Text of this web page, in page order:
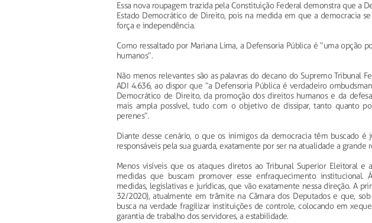
Essa nova roupagem trazida pela Constituição Federal demonstra que a
Estado Democrático de Direito, pois na medida em que a democracia
força e independência.
Como ressaltado por Mariana Lima, a Defensoria Pública é “uma opção
humanos”.
Não menos relevantes são as palavras do decano do Supremo Tribunal
ADI 4.636, ao dispor que “a Defensoria Pública é verdadeiro
Democrático de Direito, da promoção dos direitos humanos e da
mais ampla possível, tudo com o objetivo de dissipar, tanto quanto
perenes”.
Diante desse cenário, o que os inimigos da democracia têm buscado
responsáveis pela sua guarda, exatamente por ser na atualidade a grande
Menos visíveis que os ataques diretos ao Tribunal Superior Eleitoral e
medidas que buscam promover esse enfraquecimento
medidas, legislativas e jurídicas, que vão exatamente nessa direção. A
32/2020), atualmente em trâmite na Câmara dos Deputados e que,
busca na verdade fragilizar instituições de controle, colocando em
garantia de trabalho dos servidores, a estabilidade.